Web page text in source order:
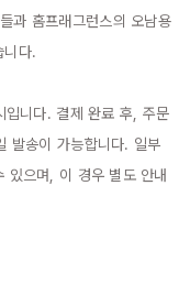
과 홈프래그런스의 오남용
니다.
니다. 결제 완료 후, 주문
발송이 가능합니다. 일부
있으며, 이 경우 별도 안내